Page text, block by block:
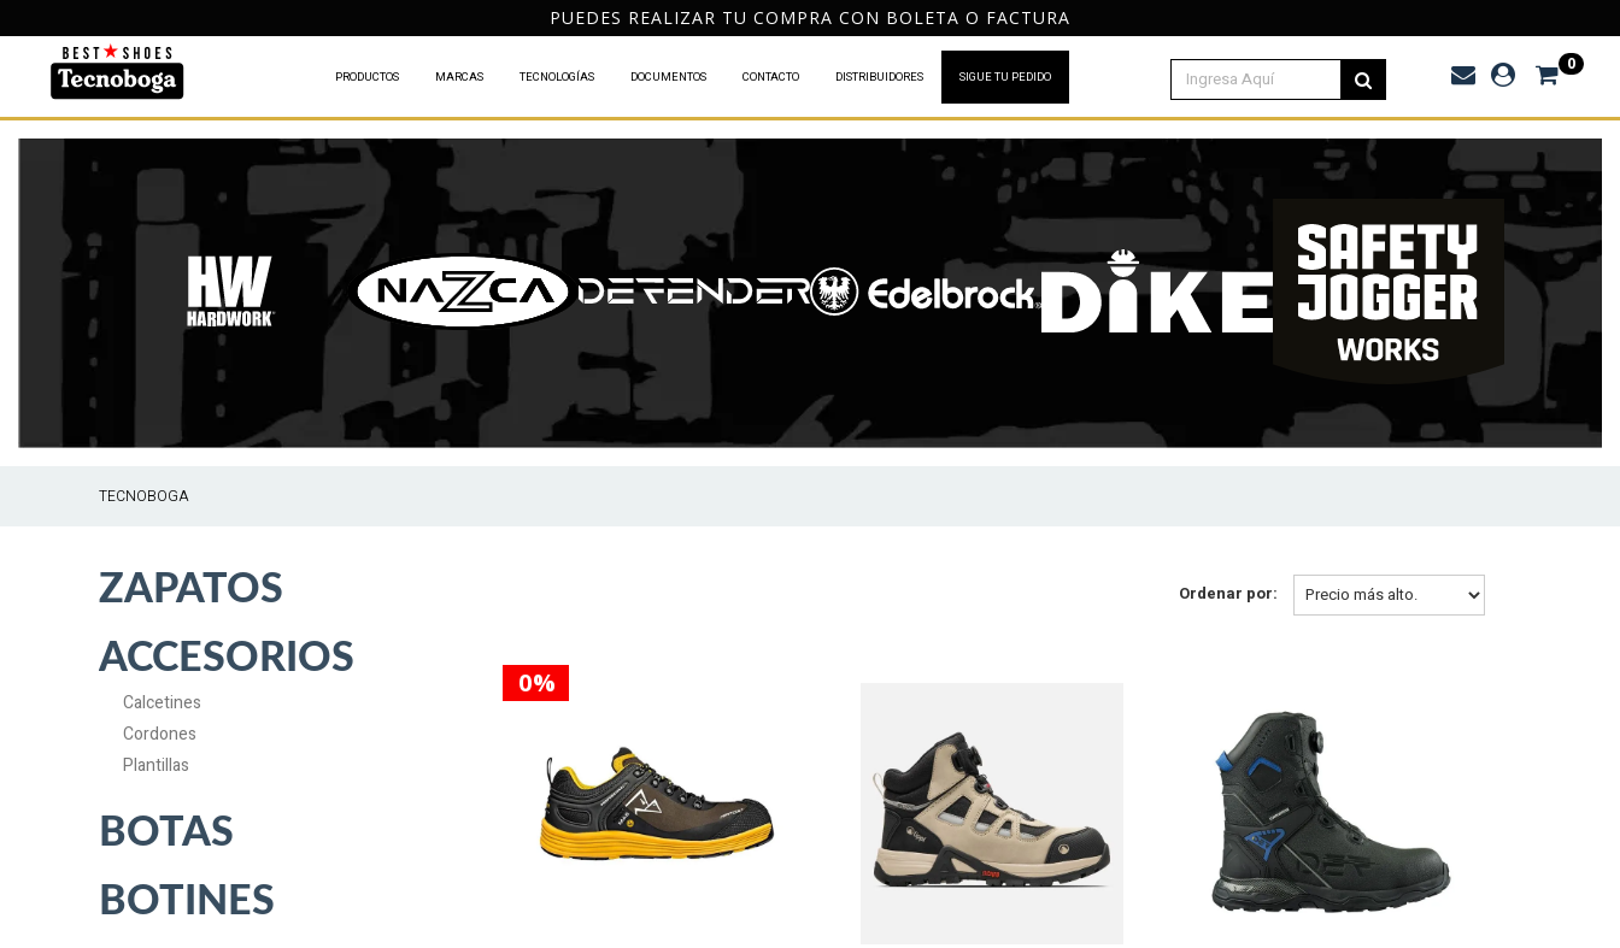
DESPACHO GRATIS A TODO CHILE POR COMPRAS DESDE $120.000
PRODUCTOS MARCAS TECNOLOGÍAS DOCUMENTOS CONTACTO DISTRIBUIDORES SIGUE TU PEDIDO
0
TECNOBOGA
ZAPATOS
ACCESORIOS
Calcetines
Cordones
Plantillas
BOTAS
BOTINES
Ordenar por:
0 %